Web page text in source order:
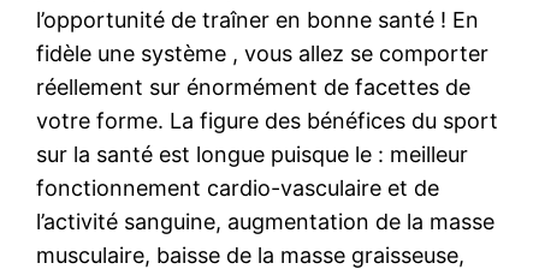
l’opportunité de traîner en bonne santé ! En
fidèle une système , vous allez se comporter
réellement sur énormément de facettes de
votre forme. La figure des bénéfices du sport
sur la santé est longue puisque le : meilleur
fonctionnement cardio-vasculaire et de
l’activité sanguine, augmentation de la masse
musculaire, baisse de la masse graisseuse,